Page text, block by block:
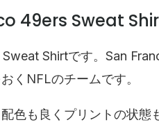
49ers Sweat
Shirtです。 San
く NFLのチームです。
色も良くプリントの状態